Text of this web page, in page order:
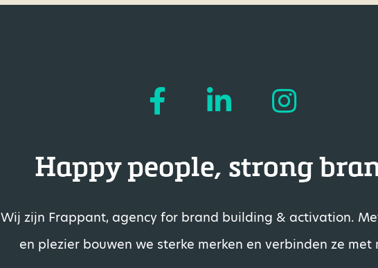
Happy people, strong
Wij zijn Frappant, agency for brand building & activation.
en plezier bouwen we sterke merken en verbinden ze met